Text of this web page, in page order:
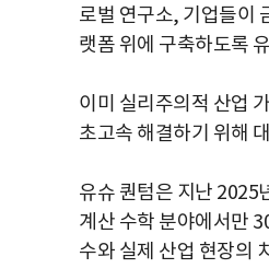
로벌 연구소, 기업들이
랫폼 위에 구축하도록
이미 실리주의적 산업
초고속 해결하기 위해
유슈 퀀텀은 지난 2025
계산 수학 분야에서만
수와 실제 산업 현장의